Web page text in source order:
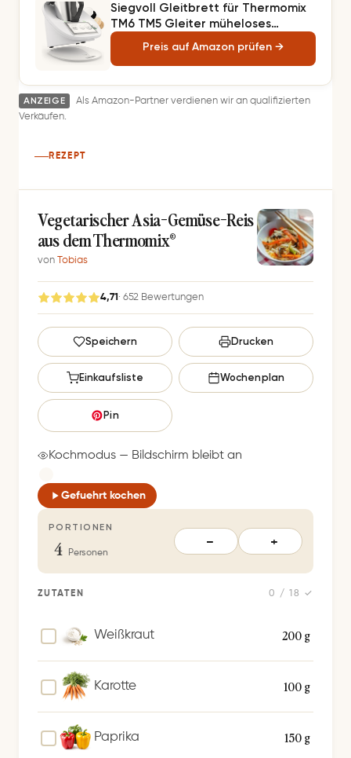
Siegvoll Gleitbrett für Thermomix
TM6 TM5 Gleiter müheloses
Verschieben Rollbrett aus Acryl -
Preis auf Amazon prüfen →
ANZEIGE
Als Amazon-Partner verdienen wir an qualifizierten
Verkäufen.
REZEPT
Vegetarischer Asia-Gemüse-Reis
aus dem Thermomix®
von Tobias
4,71 · 652 Bewertungen
G
e
s
p
e
c
e
r
p
e
c
n
Speichern Drucken
Einkaufsliste Wochenplan
Pin
Kochmodus — Bildschirm bleibt an
Gefuehrt kochen
PORTIONEN
4 Personen
− +
ZUTATEN 0 / 18 ✓
200 g
Weißkraut
100 g
Karotte
150 g
Paprika